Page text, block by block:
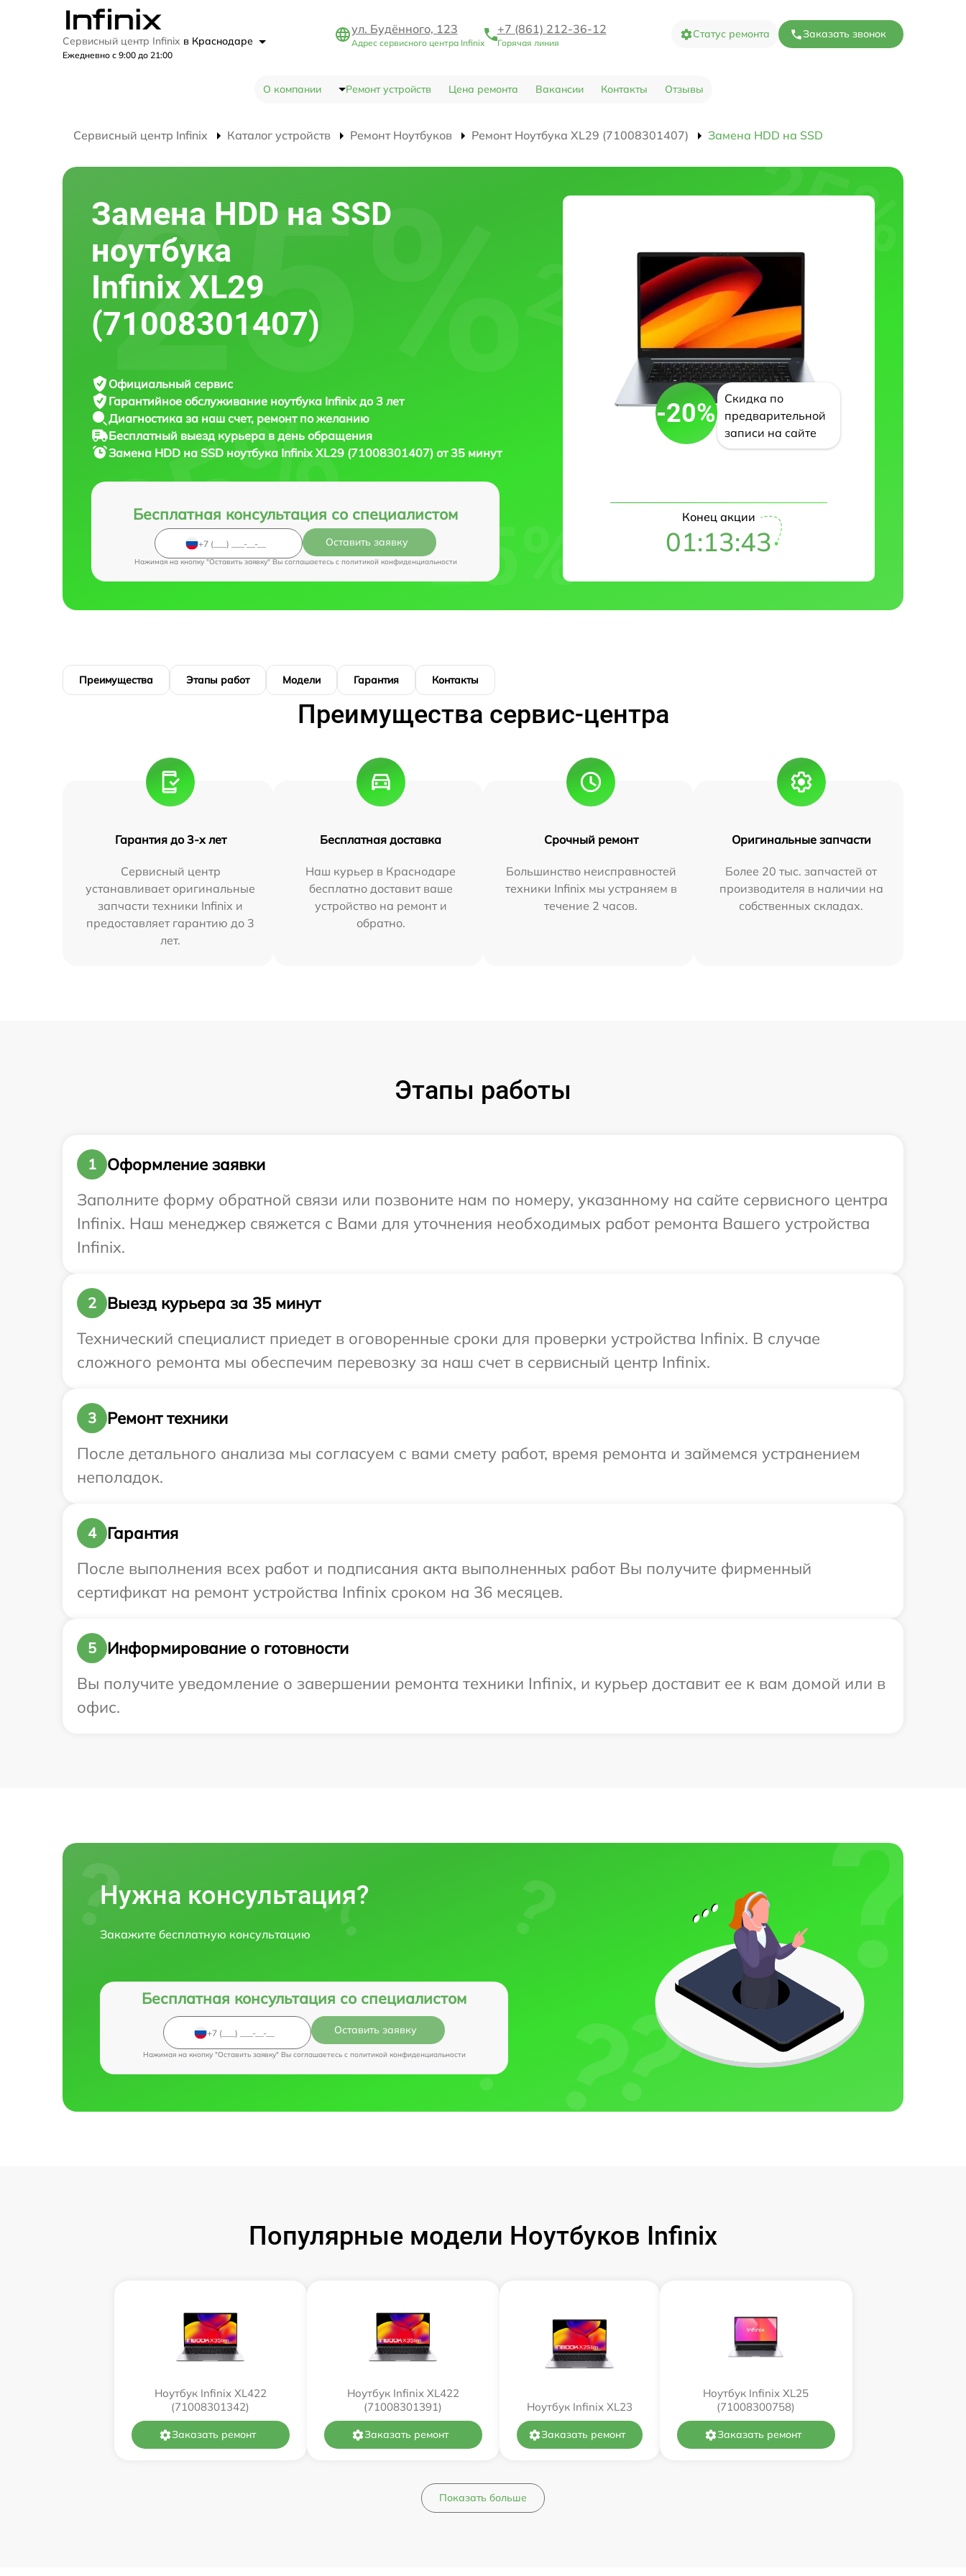
Сервисный центр Infinix в Краснодаре
Ежедневно с 9:00 до 21:00
ул. Будённого, 123
Адрес сервисного центра Infinix
+7 (861) 212-36-12
Горячая линия
Статус ремонта Заказать звонок
О компании Ремонт устройств Цена ремонта Вакансии Контакты Отзывы
Сервисный центр Infinix Каталог устройств Ремонт Ноутбуков Ремонт Ноутбука XL29 (71008301407) Замена HDD на SSD
Замена HDD на SSD
ноутбука
Infinix XL29
(71008301407)
Официальный сервис
Гарантийное обслуживание ноутбука Infinix до 3 лет
Диагностика за наш счет, ремонт по желанию
Бесплатный выезд курьера в день обращения
Замена HDD на SSD ноутбука Infinix XL29 (71008301407) от 35 минут
Бесплатная консультация со специалистом
Оставить заявку
Нажимая на кнопку "Оставить заявку" Вы соглашаетесь c политикой конфиденциальности
-20%
Скидка по
предварительной
записи на сайте
Конец акции
01:13:42
Преимущества Этапы работ Модели Гарантия Контакты
Преимущества сервис-центра
Гарантия до 3-х лет
Сервисный центр
устанавливает оригинальные
запчасти техники Infinix и
предоставляет гарантию до 3
лет.
Бесплатная доставка
Наш курьер в Краснодаре
бесплатно доставит ваше
устройство на ремонт и
обратно.
Срочный ремонт
Большинство неисправностей
техники Infinix мы устраняем в
течение 2 часов.
Оригинальные запчасти
Более 20 тыс. запчастей от
производителя в наличии на
собственных складах.
Этапы работы
1
Оформление заявки
Заполните форму обратной связи или позвоните нам по номеру, указанному на сайте сервисного центра
Infinix. Наш менеджер свяжется с Вами для уточнения необходимых работ ремонта Вашего устройства
Infinix.
2
Выезд курьера за 35 минут
Технический специалист приедет в оговоренные сроки для проверки устройства Infinix. В случае
сложного ремонта мы обеспечим перевозку за наш счет в сервисный центр Infinix.
3
Ремонт техники
После детального анализа мы согласуем с вами смету работ, время ремонта и займемся устранением
неполадок.
4
Гарантия
После выполнения всех работ и подписания акта выполненных работ Вы получите фирменный
сертификат на ремонт устройства Infinix сроком на 36 месяцев.
5
Информирование о готовности
Вы получите уведомление о завершении ремонта техники Infinix, и курьер доставит ее к вам домой или в
офис.
Нужна консультация?
Закажите бесплатную консультацию
Бесплатная консультация со специалистом
Оставить заявку
Нажимая на кнопку "Оставить заявку" Вы соглашаетесь c политикой конфиденциальности
Популярные модели Ноутбуков Infinix
Ноутбук Infinix XL422
(71008301342)
Заказать ремонт
Ноутбук Infinix XL422
(71008301391)
Заказать ремонт
Ноутбук Infinix XL23
Заказать ремонт
Ноутбук Infinix XL25
(71008300758)
Заказать ремонт
Показать больше